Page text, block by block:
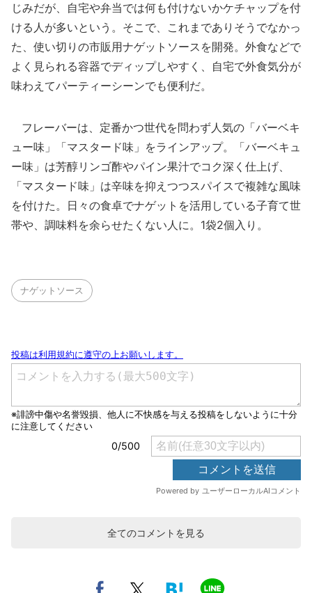
じみだが、自宅や弁当では何も付けないかケチャップを付
ける人が多いという。そこで、これまでありそうでなかっ
た、使い切りの市販用ナゲットソースを開発。外食などで
よく見られる容器でディップしやすく、自宅で外食気分が
味わえてパーティーシーンでも便利だ。
フレーバーは、定番かつ世代を問わず人気の「バーベキ
ュー味」「マスタード味」をラインアップ。「バーベキュ
ー味」は芳醇リンゴ酢やパイン果汁でコク深く仕上げ、
「マスタード味」は辛味を抑えつつスパイスで複雑な風味
を付けた。日々の食卓でナゲットを活用している子育て世
帯や、調味料を余らせたくない人に。1袋2個入り。
ナゲットソース
全てのコメントを見る